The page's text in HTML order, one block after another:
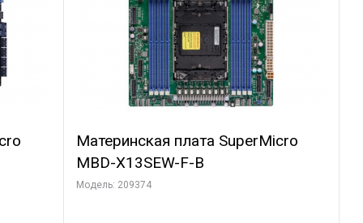
Материнская плата SuperMicro
MBD-X13SEW-F-B
Модель: 209374